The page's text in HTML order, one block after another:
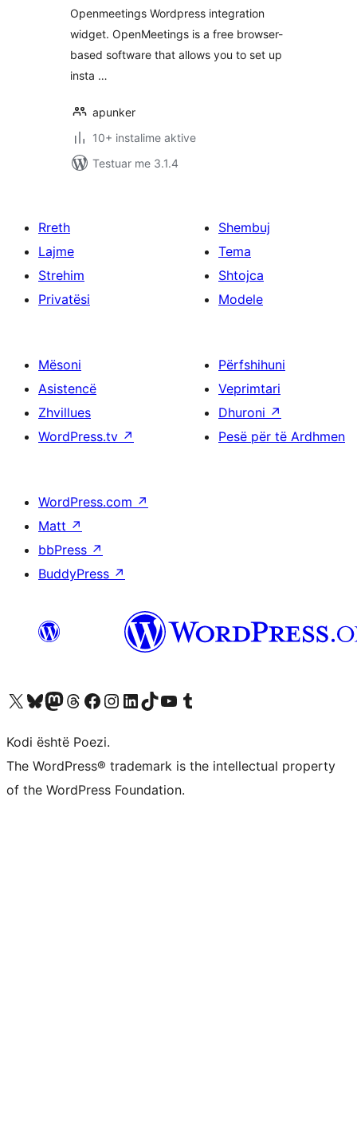
Openmeetings Wordpress integration
widget. OpenMeetings is a free browser-
based software that allows you to set up
insta …
apunker
10+ instalime aktive
Testuar me 3.1.4
Rreth
Lajme
Strehim
Privatësi
Shembuj
Tema
Shtojca
Modele
Mësoni
Asistencë
Zhvillues
WordPress.tv ↗
Përfshihuni
Veprimtari
Dhuroni ↗
Pesë për të Ardhmen
WordPress.com ↗
Matt ↗
bbPress ↗
BuddyPress ↗
Vizitoni llogarinë tonë X (ish Twitter)
Vizitoni llogarinë tonë Bluesky
Vizitoni llogarinë tonë Mastodon
Vizitoni llogarinë tonë Threads
Vizitoni faqen tonë në Facebook
Vizitoni llogarinë tonë Instagram
Vizitoni llogarinë tonë LinkedIn
Vizitoni llogarinë tonë TikTok
Vizitoni kanalin tonë YouTube
Vizitoni llogarinë tonë Tumblr
Kodi është Poezi.
The WordPress® trademark is the intellectual property
of the WordPress Foundation.